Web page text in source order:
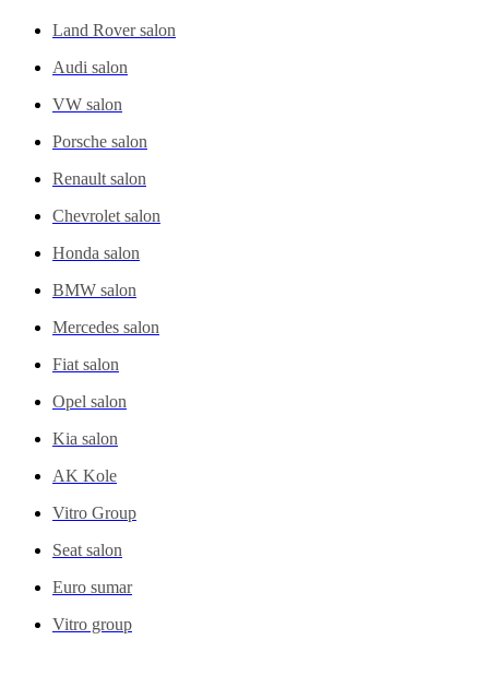
Land Rover salon
Audi salon
VW salon
Porsche salon
Renault salon
Chevrolet salon
Honda salon
BMW salon
Mercedes salon
Fiat salon
Opel salon
Kia salon
AK Kole
Vitro Group
Seat salon
Euro sumar
Vitro group